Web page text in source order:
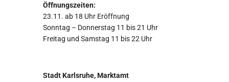
Öffnungszeiten:
23.11. ab 18 Uhr Eröffnung
Sonntag – Donnerstag 11 bis 21 Uhr
Freitag und Samstag 11 bis 22 Uhr
Stadt Karlsruhe,Marktamt